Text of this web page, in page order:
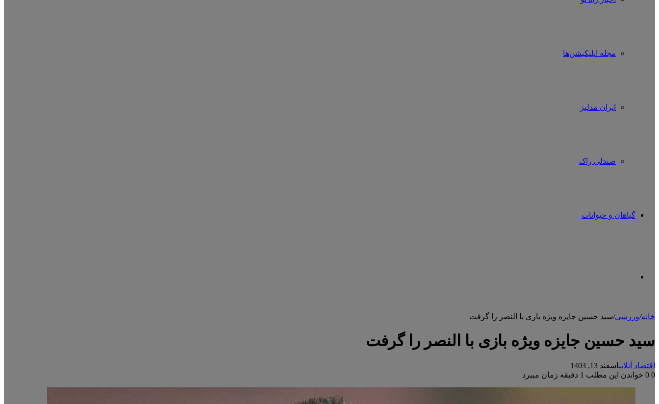
مجله اپلیکیشن‌ها
ایران مدلبز
صندلی راک
گیاهان و حیوانات
خانه/ورزشی/سید حسین جایزه ویژه بازی با النصر را گرفت
سید حسین جایزه ویژه بازی با النصر را گرفت
اقتصاد آنلایناسفند 13, 1403
0
خواندن این مطلب 1 دقیقه زمان میبرد